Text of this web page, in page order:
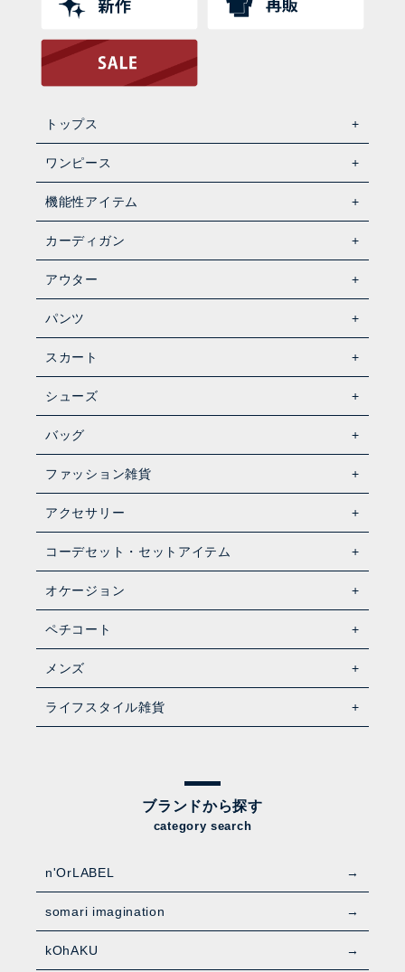
トップス
ワンピース
機能性アイテム
カーディガン
アウター
パンツ
スカート
シューズ
バッグ
ファッション雑貨
アクセサリー
コーデセット・セットアイテム
オケージョン
ペチコート
メンズ
ライフスタイル雑貨
ブランドから探す
category search
n'OrLABEL
somari imagination
kOhAKU